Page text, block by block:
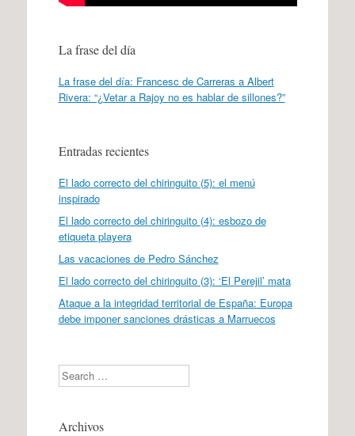
La frase del día
La frase del día: Francesc de Carreras a Albert
Rivera: “¿Vetar a Rajoy no es hablar de sillones?”
Entradas recientes
El lado correcto del chiringuito (5): el menú
inspirado
El lado correcto del chiringuito (4): esbozo de
etiqueta playera
Las vacaciones de Pedro Sánchez
El lado correcto del chiringuito (3): ‘El Perejil’ mata
Ataque a la integridad territorial de España: Europa
debe imponer sanciones drásticas a Marruecos
Search
Archivos